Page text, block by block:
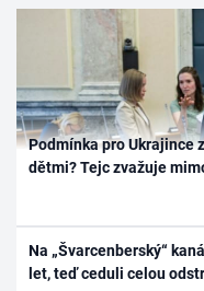
Podmínka pro Ukrajince
dětmi? Tejc zvažuje
Na „Švarcenberský“
let, teď ceduli celou